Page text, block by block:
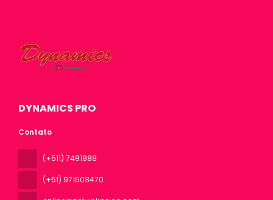
DYNAMICS PRO
Contato
(+511) 7481888
(+51) 971508470